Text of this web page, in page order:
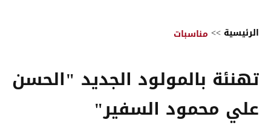
الرئيسية >> مناسبات
تهنئة بالمولود الجديد "الحسن
علي محمود السفير"